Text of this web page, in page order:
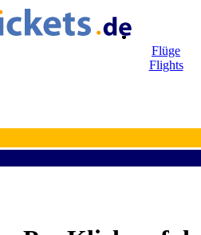
Flüge
Flights